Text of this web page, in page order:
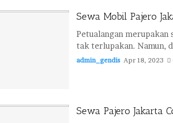
Sewa Mobil Pajero
Petualangan merupakan
tak terlupakan. Namun,
admin_gendis Apr 18, 2023
Sewa Pajero Jakarta